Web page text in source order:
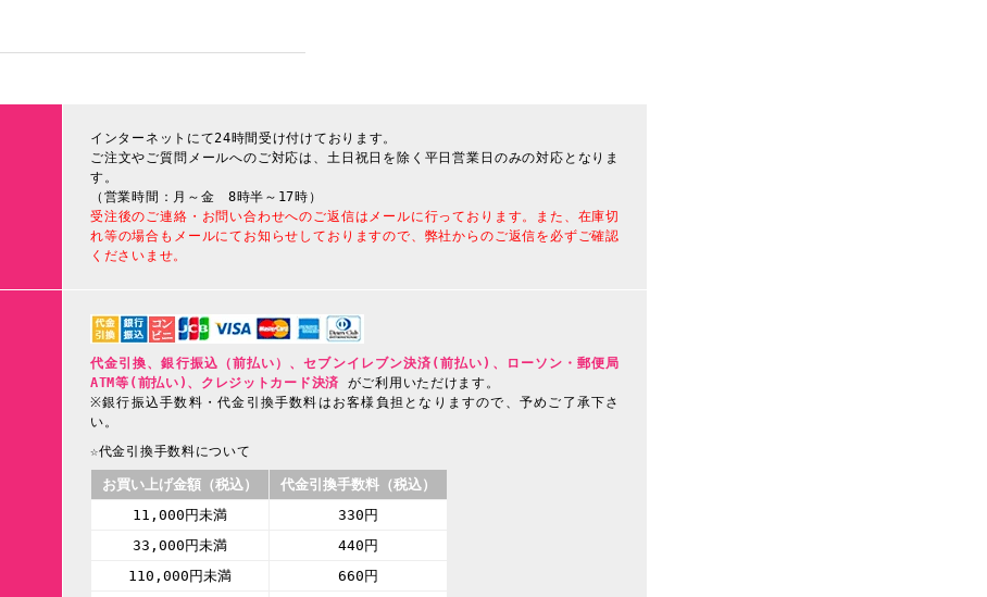
インターネットにて24時間受け付けております。
ご注文やご質問メールへのご対応は、土日祝日を除く平日営業日のみの対応となりま
す。
（営業時間：月～金 8時半～17時）
受注後のご連絡・お問い合わせへのご返信はメールに行っております。また、在庫切
れ等の場合もメールにてお知らせしておりますので、弊社からのご返信を必ずご確認
くださいませ。
代金引換、銀行振込（前払い）、セブンイレブン決済(前払い)、ローソン・郵便局
ATM等(前払い)、クレジットカード決済 がご利用いただけます。
※銀行振込手数料・代金引換手数料はお客様負担となりますので、予めご了承下さ
い。
☆代金引換手数料について
お買い上げ金額（税込）
代金引換手数料（税込）
11,000円未満
330円
33,000円未満
440円
110,000円未満
660円